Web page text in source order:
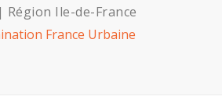
Région Ile-de-France
France Urbaine